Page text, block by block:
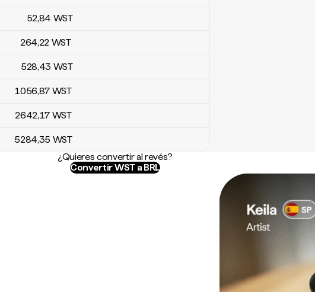
52,84 WST
264,22 WST
528,43 WST
1056,87 WST
2642,17 WST
5284,35 WST
¿Quieres convertir al revés?
Convertir WST a BRL